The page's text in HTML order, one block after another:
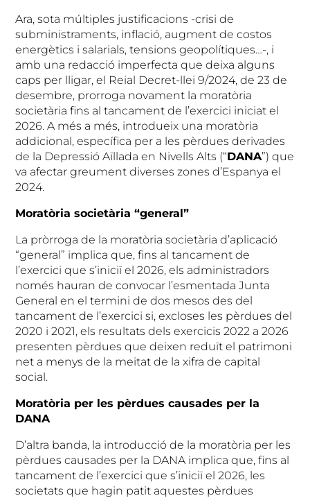
Ara, sota múltiples justificacions -crisi de
subministraments, inflació, augment de costos
energètics i salarials, tensions geopolítiques…-, i
amb una redacció imperfecta que deixa alguns
caps per lligar, el Reial Decret-llei 9/2024, de 23 de
desembre, prorroga novament la moratòria
societària fins al tancament de l’exercici iniciat el
2026. A més a més, introdueix una moratòria
addicional, específica per a les pèrdues derivades
de la Depressió Aïllada en Nivells Alts (“DANA”) que
va afectar greument diverses zones d’Espanya el
2024.
Moratòria societària “general”
La pròrroga de la moratòria societària d’aplicació
“general” implica que, fins al tancament de
l’exercici que s’iniciï el 2026, els administradors
només hauran de convocar l’esmentada Junta
General en el termini de dos mesos des del
tancament de l’exercici si, excloses les pèrdues del
2020 i 2021, els resultats dels exercicis 2022 a 2026
presenten pèrdues que deixen reduït el patrimoni
net a menys de la meitat de la xifra de capital
social.
Moratòria per les pèrdues causades per la
DANA
D’altra banda, la introducció de la moratòria per les
pèrdues causades per la DANA implica que, fins al
tancament de l’exercici que s’iniciï el 2026, les
societats que hagin patit aquestes pèrdues